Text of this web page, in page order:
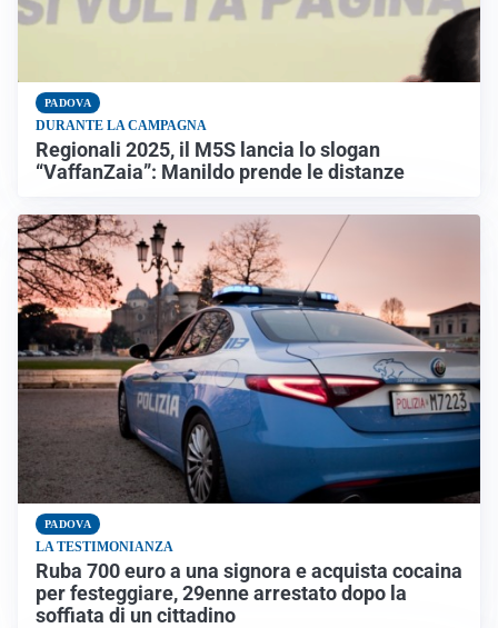
PADOVA
DURANTE LA CAMPAGNA
Regionali 2025, il M5S lancia lo slogan
“VaffanZaia”: Manildo prende le distanze
PADOVA
LA TESTIMONIANZA
Ruba 700 euro a una signora e acquista cocaina
per festeggiare, 29enne arrestato dopo la
soffiata di un cittadino